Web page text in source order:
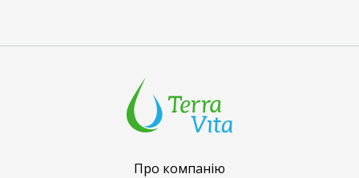
Про компанію